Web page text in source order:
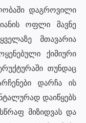
დაგროვილი
ოფლი მავნე
მთავარია
ქიმიური
თუნდაც
დარჩა ის
დაიწყებს
მიზიდვას და